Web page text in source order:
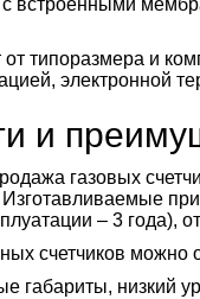
встроенными
типоразмера и
электронной
и
газовых
– 3 года),
счетчиков можно
габариты, низкий